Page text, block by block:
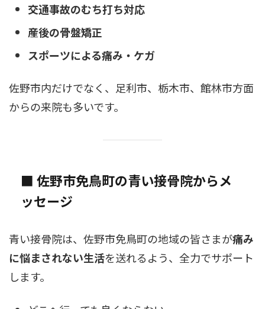
交通事故のむち打ち対応
産後の骨盤矯正
スポーツによる痛み・ケガ
佐野市内だけでなく、足利市、栃木市、館林市方面
からの来院も多いです。
■ 佐野市免鳥町の青い接骨院からメ
ッセージ
青い接骨院は、佐野市免鳥町の地域の皆さまが痛み
に悩まされない生活を送れるよう、全力でサポート
します。